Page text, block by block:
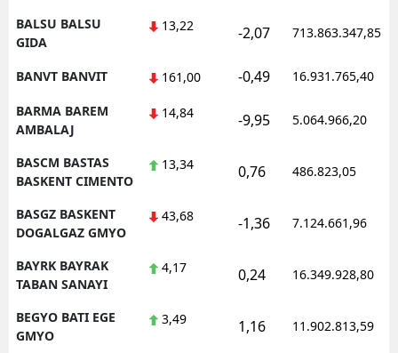
BALSU BALSU
GIDA
13,22 -2,07 713.863.347,85
BANVT BANVIT 161,00 -0,49 16.931.765,40
BARMA BAREM
AMBALAJ
14,84 -9,95 5.064.966,20
BASCM BASTAS
BASKENT CIMENTO
13,34 0,76 486.823,05
BASGZ BASKENT
DOGALGAZ GMYO
43,68 -1,36 7.124.661,96
BAYRK BAYRAK
TABAN SANAYI
4,17 0,24 16.349.928,80
BEGYO BATI EGE
GMYO
3,49 1,16 11.902.813,59